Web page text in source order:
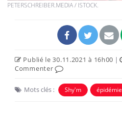
PETERSCHREIBER.MEDIA / ISTOCK.
Publié le 30.11.2021 à 16h00 |
Commenter
Mots clés : Shy'm épidémie